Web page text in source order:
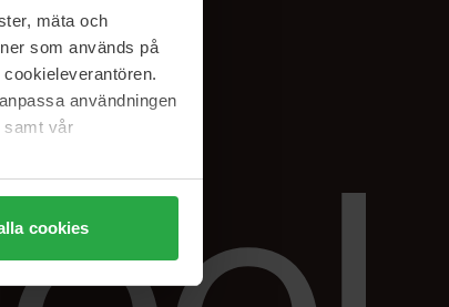
mäta och
som används på
användningen
samt vår
cookies
Instagram
Linkedin